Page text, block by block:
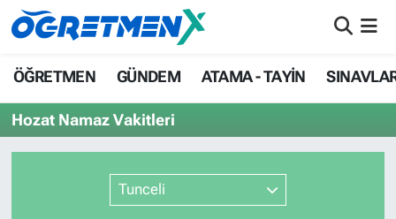
ÖĞRETMEN GÜNDEM ATAMA - TAYİN
Hozat Namaz Vakitleri
Tunceli
ÖĞRETMEN
GÜNDEM
ATAMA - TAYİN
SINAVLAR
İstanbul Nöbetçi Eczaneler
İstanbul Hava Durumu
İstanbul Namaz Vakitleri
İstanbul Trafik Yoğunluk Haritası